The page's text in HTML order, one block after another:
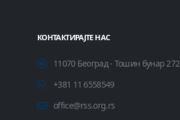
КОНТАКТИРАЈТЕ НАС
11070 Београд - Тошин бунар 272
+381 11 6558549
office@rss.org.rs